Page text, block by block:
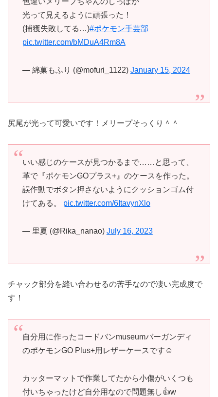
光って見えるように頑張った！
(捕獲失敗してる…)#ポケモン手芸部
pic.twitter.com/bMDuA4Rm8A
— 綿菓もふり (@mofuri_1122) January 15, 2024
尻尾が光って可愛いです！メリープそっくり＾＾
いい感じのケースが見つかるまで……と思って、
革で『ポケモンGOプラス+』のケースを作った。
誤作動でボタン押さないようにクッションゴム付
けてある。 pic.twitter.com/6ItavynXlo
— 里夏 (@Rika_nanao) July 16, 2023
チャック部分を縫い合わせるの苦手なので凄い完成度で
す！
自分用に作ったコードバンmuseumバーガンディ
のポケモンGO Plus+用レザーケースです☺️
カッターマットで作業してたから小傷がいくつも
付いちゃったけど自分用なので問題無し👍w